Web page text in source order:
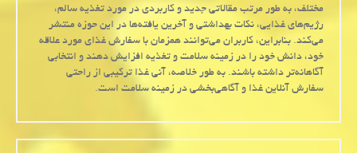
مختلف، به طور مرتب مقالاتی جدید و کاربردی در مورد تغذیه سالم،
رژیم‌های غذایی، نکات بهداشتی و آخرین یافته‌ها در این حوزه منتشر
می‌کند. بنابراین، کاربران می‌توانند همزمان با سفارش غذای مورد علاقه
خود، دانش خود را در زمینه سلامت و تغذیه افزایش دهند و انتخابی
آگاهانه‌تر داشته باشند. به طور خلاصه، آنی غذا ترکیبی از راحتی
سفارش آنلاین غذا و آگاهی‌بخشی در زمینه سلامت است.